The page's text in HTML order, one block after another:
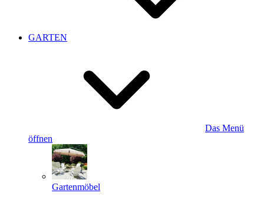
GARTEN
Das Menü
öffnen
Gartenmöbel